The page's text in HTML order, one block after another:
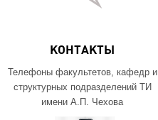
КОНТАКТЫ
Телефоны факультетов, кафедр и
структурных подразделений ТИ
имени А.П. Чехова